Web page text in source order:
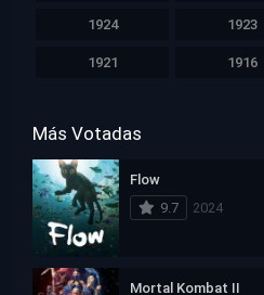
1924 1923
1921 1916
Más Votadas
Flow
9.7
2024
Mortal Kombat II